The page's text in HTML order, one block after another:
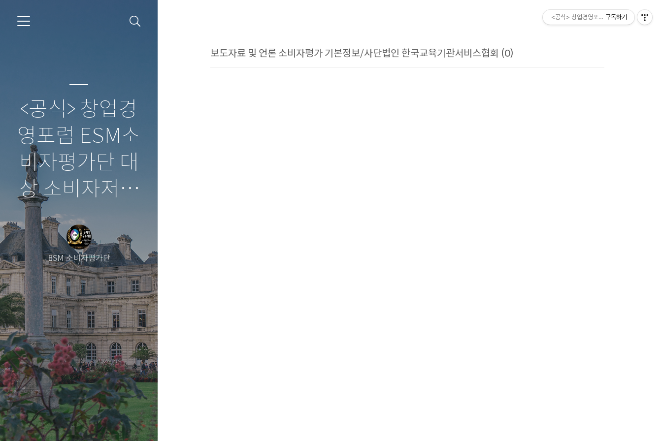
<공식> 창업경
영포럼 ESM소
비자평가단 대
상 소비자저널
보도자료
ESM 소비자평가단
보도자료 및 언론 소비자평가 기본정보/사단법인 한국교육기관서비스협회 (0)
<공식> 창업경영포럼 ESM소비
구독하기